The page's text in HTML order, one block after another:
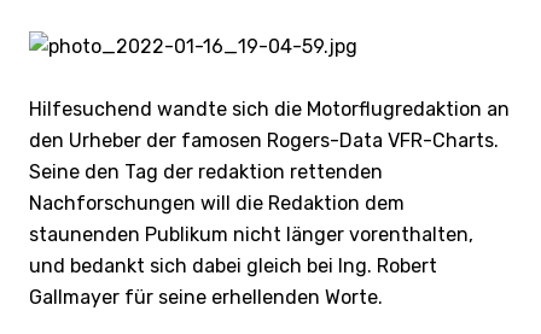
Hilfesuchend wandte sich die Motorflugredaktion an
den Urheber der famosen Rogers-Data VFR-Charts.
Seine den Tag der redaktion rettenden
Nachforschungen will die Redaktion dem
staunenden Publikum nicht länger vorenthalten,
und bedankt sich dabei gleich bei Ing. Robert
Gallmayer für seine erhellenden Worte.